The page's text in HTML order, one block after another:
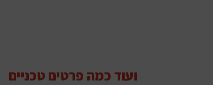
ועוד כמה פרטים טכניים